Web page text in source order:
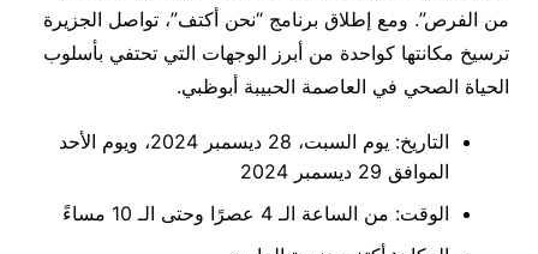
من الفرص”. ومع إطلاق برنامج “نحن أكتف”، تواصل الجزيرة
ترسيخ مكانتها كواحدة من أبرز الوجهات التي تحتفي بأسلوب
الحياة الصحي في العاصمة الحبيبة أبوظبي.
التاريخ: يوم السبت، 28 ديسمبر 2024، ويوم الأحد
الموافق 29 ديسمبر 2024
الوقت: من الساعة الـ 4 عصرًا وحتى الـ 10 مساءً